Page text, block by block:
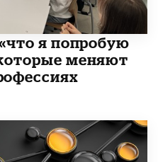
я попробую
меняют